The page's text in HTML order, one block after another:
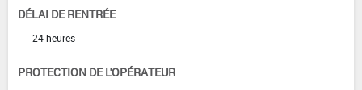
DÉLAI DE RENTRÉE
- 24 heures
PROTECTION DE L'OPÉRATEUR